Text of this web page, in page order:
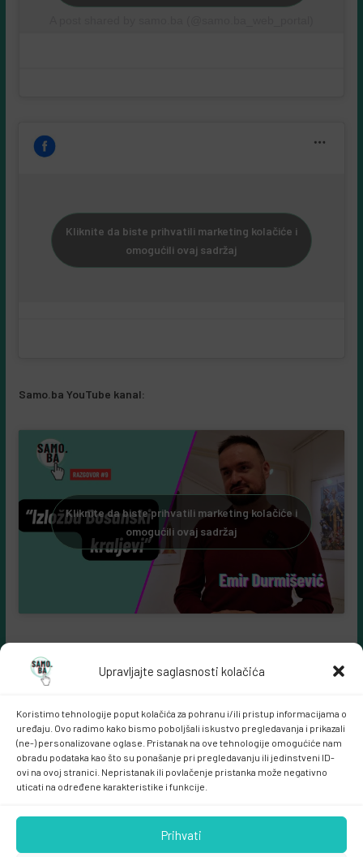
Upravljajte saglasnosti kolačića
Koristimo tehnologije poput kolačića za pohranu i/ili pristup informacijama o
uređaju. Ovo radimo kako bismo poboljšali iskustvo pregledavanja i prikazali
(ne-) personalizovane oglase. Pristanak na ove tehnologije omogućiće nam
obradu podataka kao što su ponašanje pri pregledavanju ili jedinstveni ID-
ovi na ovoj stranici. Nepristanak ili povlačenje pristanka može negativno
uticati na određene karakteristike i funkcije.
Prihvati
Kliknite da biste prihvatili marketing kolačiće i
omogućili ovaj sadržaj
Samo.ba YouTube kanal:
Kliknite da biste prihvatili marketing kolačiće i
omogućili ovaj sadržaj
Samo.ba MARKETING